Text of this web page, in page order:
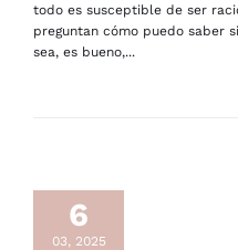
todo es susceptible de ser
preguntan cómo puedo saber
sea, es bueno,...
6
03, 2025